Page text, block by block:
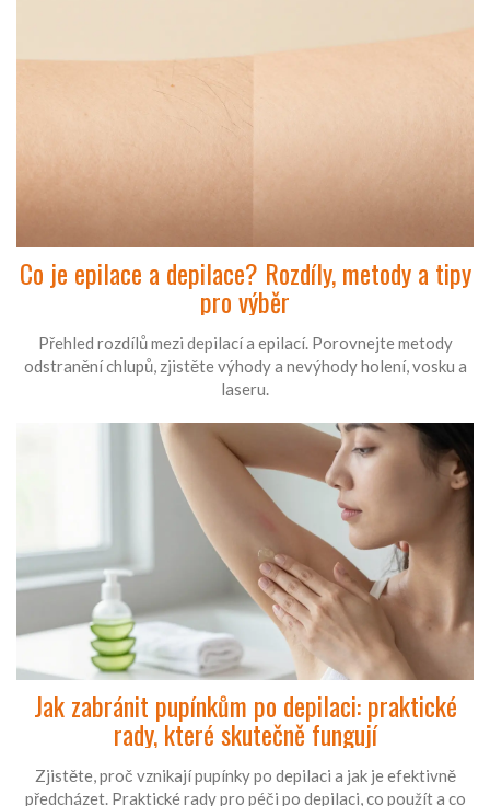
Co je epilace a depilace? Rozdíly, metody a tipy
pro výběr
Přehled rozdílů mezi depilací a epilací. Porovnejte metody
odstranění chlupů, zjistěte výhody a nevýhody holení, vosku a
laseru.
Jak zabránit pupínkům po depilaci: praktické
rady, které skutečně fungují
Zjistěte, proč vznikají pupínky po depilaci a jak je efektivně
předcházet. Praktické rady pro péči po depilaci, co použít a co